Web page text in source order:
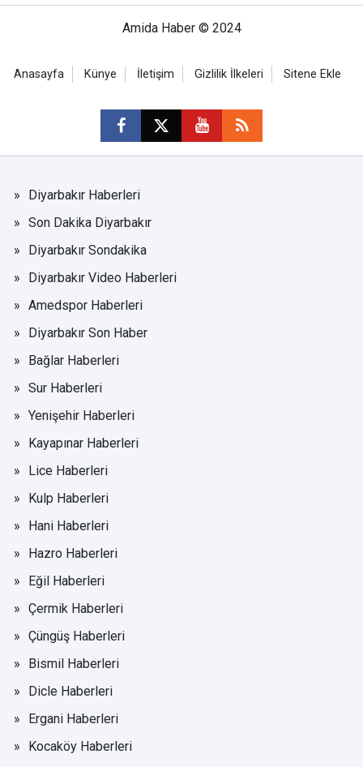
Amida Haber © 2024
Anasayfa Künye İletişim Gizlilik İlkeleri Sitene Ekle
Diyarbakır Haberleri
Son Dakika Diyarbakır
Diyarbakır Sondakika
Diyarbakır Video Haberleri
Amedspor Haberleri
Diyarbakır Son Haber
Bağlar Haberleri
Sur Haberleri
Yenişehir Haberleri
Kayapınar Haberleri
Lice Haberleri
Kulp Haberleri
Hani Haberleri
Hazro Haberleri
Eğil Haberleri
Çermik Haberleri
Çüngüş Haberleri
Bismil Haberleri
Dicle Haberleri
Ergani Haberleri
Kocaköy Haberleri